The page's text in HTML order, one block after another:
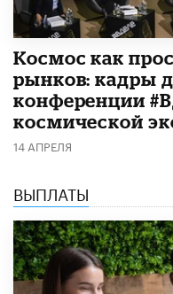
Космос как
рынков: кадры
конференции
космической
14 АПРЕЛЯ
ВЫПЛАТЫ